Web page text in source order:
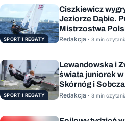
SPORT I REGATY
Ciszkiewicz
Jeziorze Dąbie.
Mistrzostwa
rozstrzygnięte
Redakcja · 3 min
SPORT I REGATY
Lewandowska i
świata juniorek
Skórnóg i
Redakcja · 3 min